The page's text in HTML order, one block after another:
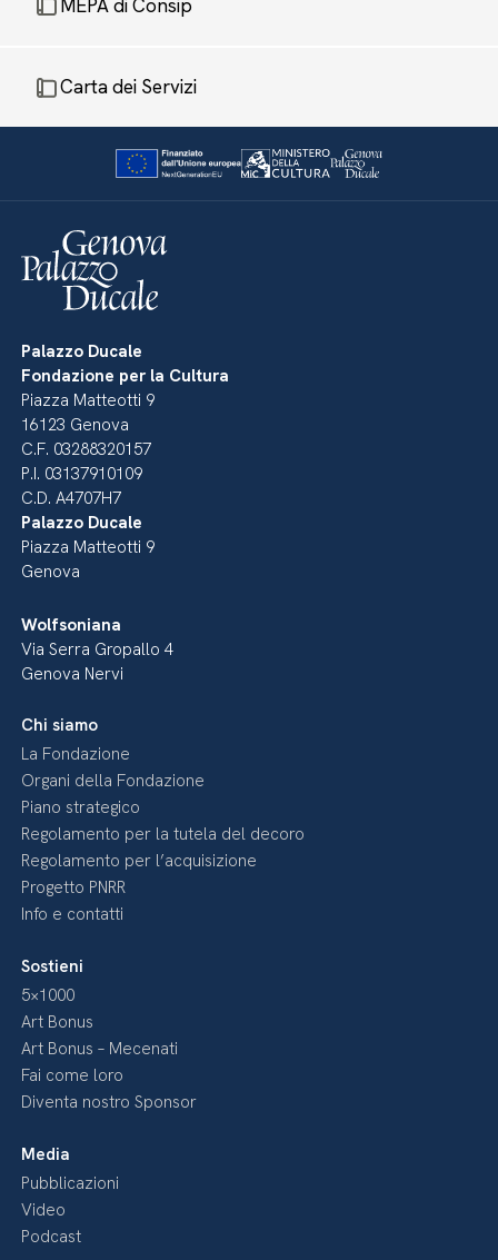
MEPA di Consip
Carta dei Servizi
Palazzo Ducale
Fondazione per la Cultura
Piazza Matteotti 9
16123 Genova
C.F. 03288320157
P.I. 03137910109
C.D. A4707H7
Palazzo Ducale
Piazza Matteotti 9
Genova
Wolfsoniana
Via Serra Gropallo 4
Genova Nervi
Chi siamo
La Fondazione
Organi della Fondazione
Piano strategico
Regolamento per la tutela del decoro
Regolamento per l’acquisizione
Progetto PNRR
Info e contatti
Sostieni
5×1000
Art Bonus
Art Bonus – Mecenati
Fai come loro
Diventa nostro Sponsor
Media
Pubblicazioni
Video
Podcast